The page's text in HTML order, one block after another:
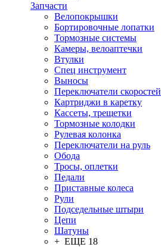
Запчасти
Велопокрышки
Бортировочные лопатки
Тормозные системы
Камеры, велоаптечки
Втулки
Спец инструмент
Выносы
Переключатели скоростей
Картриджи в каретку
Кассеты, трещетки
Тормозные колодки
Рулевая колонка
Переключатели на руль
Обода
Тросы, оплетки
Педали
Приставные колеса
Рули
Подседельные штыри
Цепи
Шатуны
+ ЕЩЕ 18